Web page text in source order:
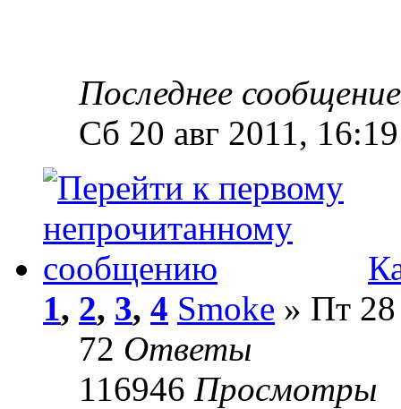
Последнее
Сб 20 авг 2011, 16:19
1, 2, 3, 4 Smoke » Пт
72 Ответы
116946 Просмотры